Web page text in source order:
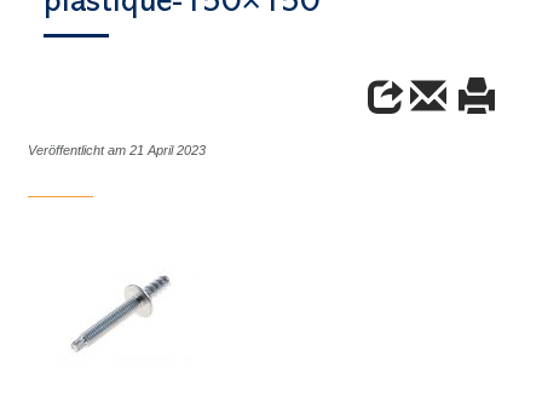
Veröffentlicht am 21 April 2023